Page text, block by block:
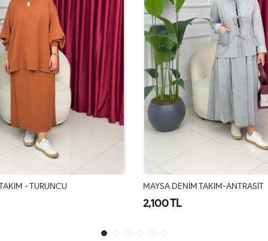
TAKIM-ANTRASİT SİMA ETEKLİ TAKIM-PUDRA
1,700 TL